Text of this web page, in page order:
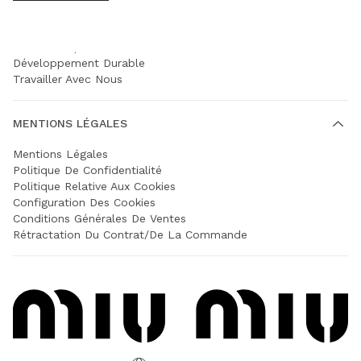
Développement Durable
Travailler Avec Nous
MENTIONS LÉGALES
Mentions Légales
Politique De Confidentialité
Politique Relative Aux Cookies
Configuration Des Cookies
Conditions Générales De Ventes
Rétractation Du Contrat/de La Commande